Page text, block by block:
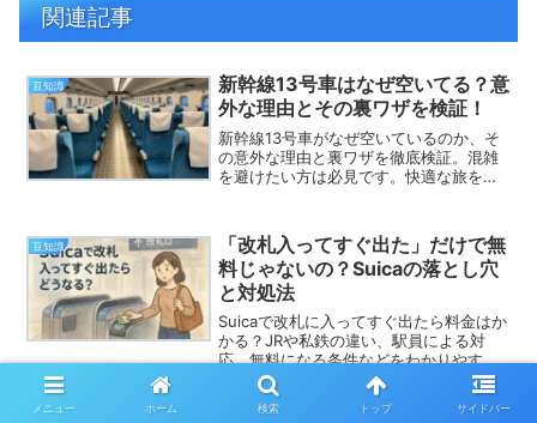
関連記事
豆知識
新幹線13号車はなぜ空いてる？意
外な理由とその裏ワザを検証！
新幹線13号車がなぜ空いているのか、そ
の意外な理由と裏ワザを徹底検証。混雑
を避けたい方は必見です。快適な旅を楽
豆知識
「改札入ってすぐ出た」だけで無
料じゃないの？Suicaの落とし穴
と対処法
Suicaで改札に入ってすぐ出たら料金はか
かる？JRや私鉄の違い、駅員による対
応、無料になる条件などをわかりやすく
解説。トラブル時の対処法やモバイル
Suicaの活用方法も紹介し、安心して利用
するためのポイントをまとめています。
メニュー ホーム 検索 トップ サイドバー